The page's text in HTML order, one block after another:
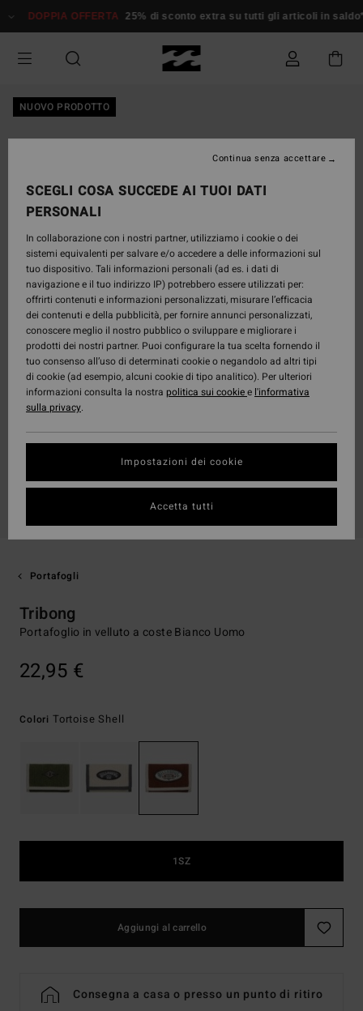
alle
prodotto
DOPPIA OFFERTA 25% di sconto extra su tutti gli articoli in saldo*
NUOVO PRODOTTO
Portafogli
Tribong
Portafoglio in velluto a coste Bianco Uomo
22,95 €
Colori Tortoise Shell
1SZ
Aggiungi al carrello
Consegna a casa o presso un punto di ritiro
SCEGLI COSA SUCCEDE AI TUOI DATI
PERSONALI
In collaborazione con i nostri partner, utilizziamo i cookie o dei
sistemi equivalenti per salvare e/o accedere a delle informazioni sul
tuo dispositivo. Tali informazioni personali (ad es. i dati di
navigazione e il tuo indirizzo IP) potrebbero essere utilizzati per:
offrirti contenuti e informazioni personalizzati, misurare l’efficacia
dei contenuti e della pubblicità, per fornire annunci personalizzati,
conoscere meglio il nostro pubblico o sviluppare e migliorare i
prodotti dei nostri partner. Puoi configurare la tua scelta fornendo il
tuo consenso all’uso di determinati cookie o negandolo ad altri tipi
di cookie (ad esempio, alcuni cookie di tipo analitico). Per ulteriori
informazioni consulta la nostra politica sui cookiee l'informativa
sulla privacy.
Impostazioni dei cookie
Continua senza accettare
Accetta tutti